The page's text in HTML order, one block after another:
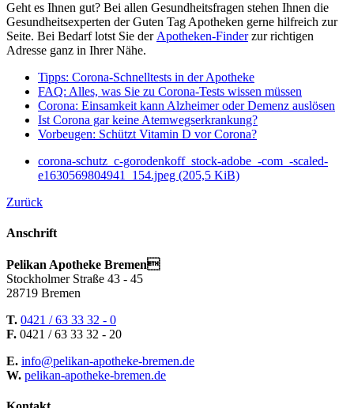
Geht es Ihnen gut? Bei allen Gesundheitsfragen stehen Ihnen die
Gesundheitsexperten der Guten Tag Apotheken gerne hilfreich zur
Seite. Bei Bedarf lotst Sie der Apotheken-Finderzur richtigen
Adresse ganz in Ihrer Nähe.
Tipps: Corona-Schnelltests in der Apotheke
FAQ: Alles, was Sie zu Corona-Tests wissen müssen
Corona: Einsamkeit kann Alzheimer oder Demenz auslösen
Ist Corona gar keine Atemwegserkrankung?
Vorbeugen: Schützt Vitamin D vor Corona?
corona-schutz_c-gorodenkoff_stock-adobe_-com_-scaled-
e1630569804941_154.jpeg (205,5 KiB)
Zurück
Anschrift
Pelikan Apotheke Bremen
Stockholmer Straße 43 - 45
28719 Bremen
T. 0421 / 63 33 32 - 0
F. 0421 / 63 33 32 - 20
E. info@pelikan-apotheke-bremen.de
W. pelikan-apotheke-bremen.de